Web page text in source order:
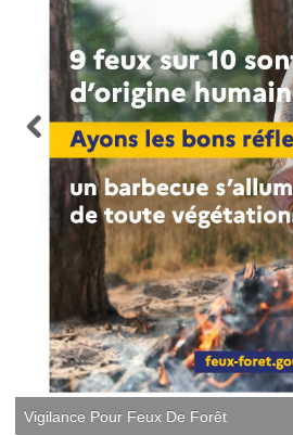
Vigilance Pour Feux De Forêt